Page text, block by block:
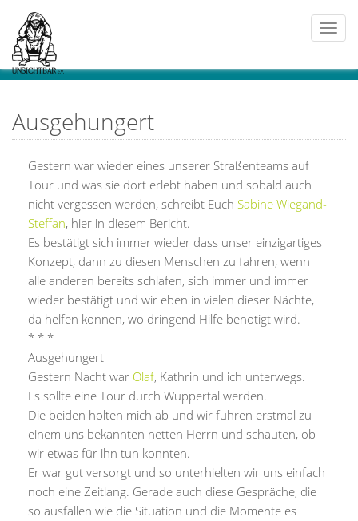
Ausgehungert
Gestern war wieder eines unserer Straßenteams auf
Tour und was sie dort erlebt haben und sobald auch
nicht vergessen werden, schreibt Euch Sabine Wiegand-
Steffan, hier in diesem Bericht.
Es bestätigt sich immer wieder dass unser einzigartiges
Konzept, dann zu diesen Menschen zu fahren, wenn
alle anderen bereits schlafen, sich immer und immer
wieder bestätigt und wir eben in vielen dieser Nächte,
da helfen können, wo dringend Hilfe benötigt wird.
* * *
Ausgehungert
Gestern Nacht war Olaf, Kathrin und ich unterwegs.
Es sollte eine Tour durch Wuppertal werden.
Die beiden holten mich ab und wir fuhren erstmal zu
einem uns bekannten netten Herrn und schauten, ob
wir etwas für ihn tun konnten.
Er war gut versorgt und so unterhielten wir uns einfach
noch eine Zeitlang. Gerade auch diese Gespräche, die
so ausfallen wie die Situation und die Momente es